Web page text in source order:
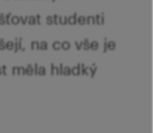
studenti
na co vše je
měla hladký